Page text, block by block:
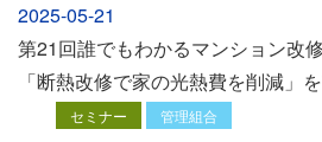
2025-05-21
第21回誰でもわかるマンション改
「断熱改修で家の光熱費を削減」
セミナー 管理組合